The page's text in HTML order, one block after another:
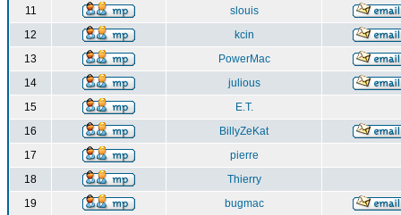
11
slouis
12
kcin
13
PowerMac
14
julious
15
E.T.
16
BillyZeKat
17
pierre
18
Thierry
19
bugmac